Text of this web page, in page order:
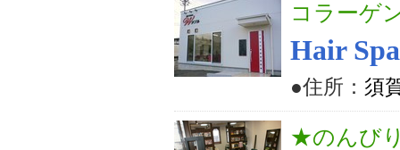
コラーゲ
Hair
●住所： 須
★のんび